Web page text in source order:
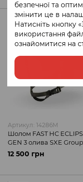
безпечної та
змінити це в
Натисніть кнопку
використання
ознайомитися на
Артикул: 14286M
Шолом FAST HC
GEN 3 олива SXE Group
12 500 грн